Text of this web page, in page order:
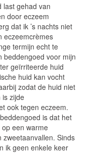
last gehad van
door eczeem
dat ik ’s nachts niet
eczeemcrèmes
termijn echt te
beddengoed voor mijn
geïrriteerde huid
huid kan vocht
zodat de huid niet
is zijde
ook tegen eczeem.
is dat het
een warme
Sinds
ik geen enkele keer